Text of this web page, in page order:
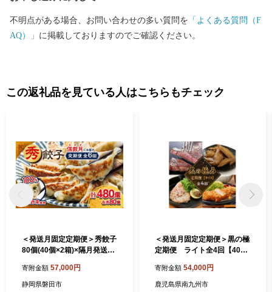
不明点がある場合、お問い合わせの多い質問を 「よくある質問（F
AQ）」 に掲載しておりますのでご確認ください。
この返礼品を見ている人はこちらもチェック
＜発送月固定定期便＞秀餃子
80個(40個×2箱)×隔月発送6
6552】
寄附金額 57,000円
静岡県磐田市
＜発送月固定定期便＞黒の極
定期便 ライト全4回【4014
寄附金額 54,000円
鹿児島県南九州市